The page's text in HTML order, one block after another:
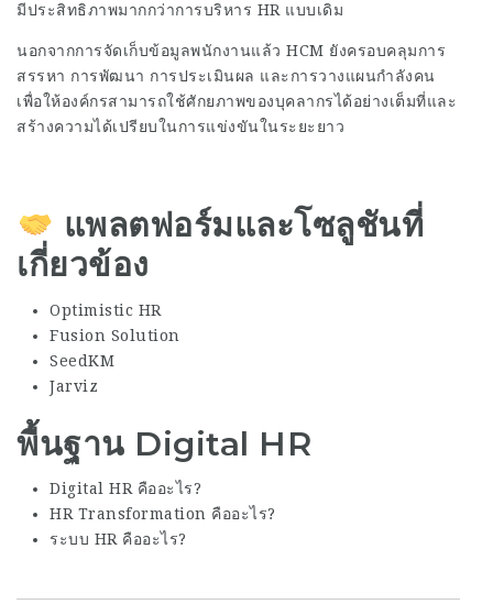
มีประสิทธิภาพมากกว่าการบริหาร HR แบบเดิม
นอกจากการจัดเก็บข้อมูลพนักงานแล้ว HCM ยังครอบคลุมการ
สรรหา การพัฒนา การประเมินผล และการวางแผนกำลังคน
เพื่อให้องค์กรสามารถใช้ศักยภาพของบุคลากรได้อย่างเต็มที่และ
สร้างความได้เปรียบในการแข่งขันในระยะยาว
แพลตฟอร์มและโซลูชันที่
เกี่ยวข้อง
Optimistic HR
Fusion Solution
SeedKM
Jarviz
พื้นฐาน Digital HR
Digital HR คืออะไร?
HR Transformation คืออะไร?
ระบบ HR คืออะไร?